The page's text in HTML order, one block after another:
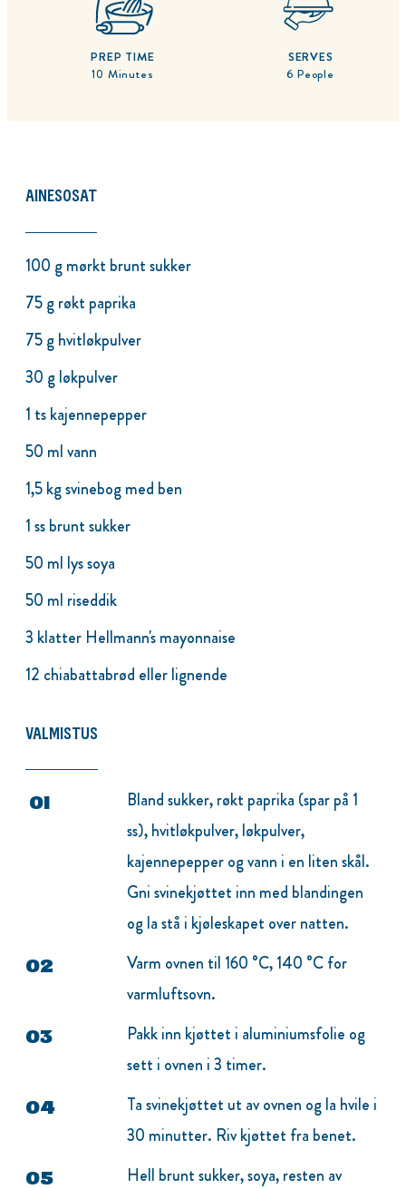
10 Minutes
PREP TIME
6 People
SERVES
AINESOSAT
100 g mørkt brunt sukker
75 g røkt paprika
75 g hvitløkpulver
30 g løkpulver
1 ts kajennepepper
50 ml vann
1,5 kg svinebog med ben
1 ss brunt sukker
50 ml lys soya
50 ml riseddik
3 klatter Hellmann's mayonnaise
12 chiabattabrød eller lignende
VALMISTUS
Bland sukker, røkt paprika (spar på 1
ss), hvitløkpulver, løkpulver,
kajennepepper og vann i en liten skål.
Gni svinekjøttet inn med blandingen
og la stå i kjøleskapet over natten.
Varm ovnen til 160 °C, 140 °C for
varmluftsovn.
Pakk inn kjøttet i aluminiumsfolie og
sett i ovnen i 3 timer.
Ta svinekjøttet ut av ovnen og la hvile i
30 minutter. Riv kjøttet fra benet.
Hell brunt sukker, soya, resten av